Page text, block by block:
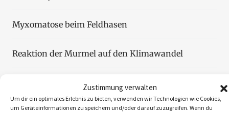
Zustimmung verwalten
Um dir ein optimales Erlebnis zu bieten, verwenden wir Technologien wie Cookies,
um Geräteinformationen zu speichern und/oder darauf zuzugreifen. Wenn du
Myxomatose beim Feldhasen
Reaktion der Murmel auf den Klimawandel
Faszination Blattjagd
Wildzählung aus der Luft